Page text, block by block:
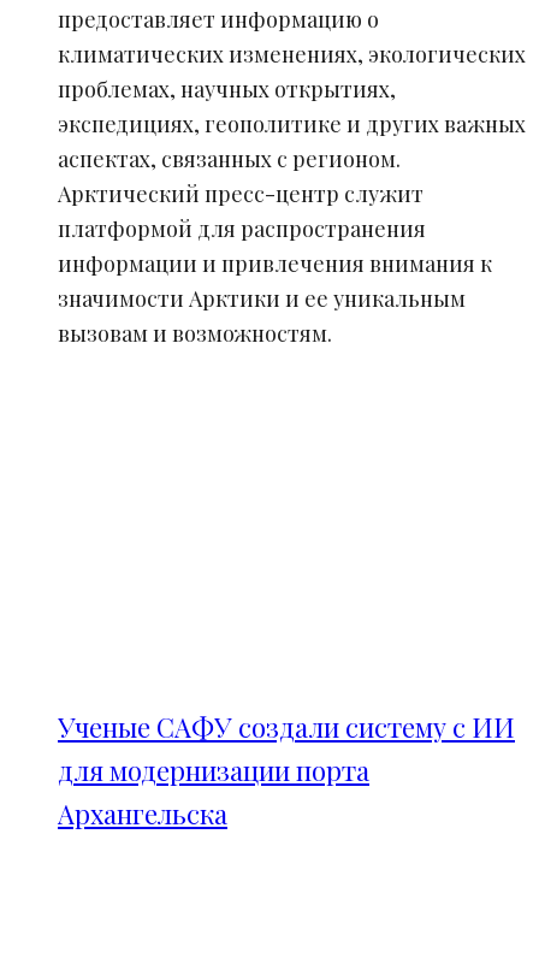
предоставляет информацию о
климатических изменениях, экологических
проблемах, научных открытиях,
экспедициях, геополитике и других важных
аспектах, связанных с регионом.
Арктический пресс-центр служит
платформой для распространения
информации и привлечения внимания к
значимости Арктики и ее уникальным
вызовам и возможностям.
Ученые САФУ создали систему с ИИ
для модернизации порта
Архангельска